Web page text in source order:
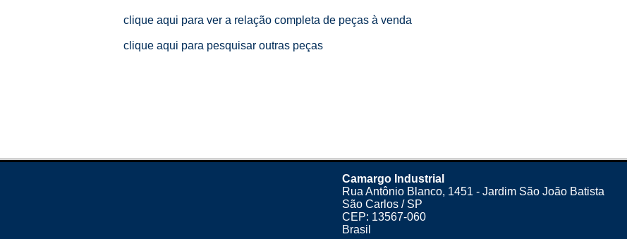
clique aqui para ver a relação completa de peças à venda
clique aqui para pesquisar outras peças
Camargo Industrial
Rua Antônio Blanco, 1451 - Jardim São João Batista
São Carlos / SP
CEP: 13567-060
Brasil